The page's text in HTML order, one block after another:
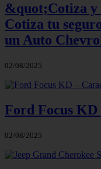
&quot;Cotiza y
Cotiza tu
un Auto
02/08/2025
Ford Focus KD
02/08/2025